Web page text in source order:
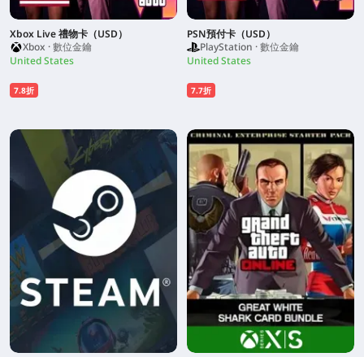
Xbox Live 禮物卡（USD）
Xbox · 數位金鑰
United States
7.8折
PSN預付卡（USD）
PlayStation · 數位金鑰
United States
7.7折